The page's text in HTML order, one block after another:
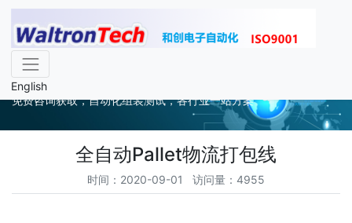
English
案例方案
免费咨询获取，自动化组装测试，各行业一站方案
全自动Pallet物流打包线
时间：2020-09-01 访问量：4955